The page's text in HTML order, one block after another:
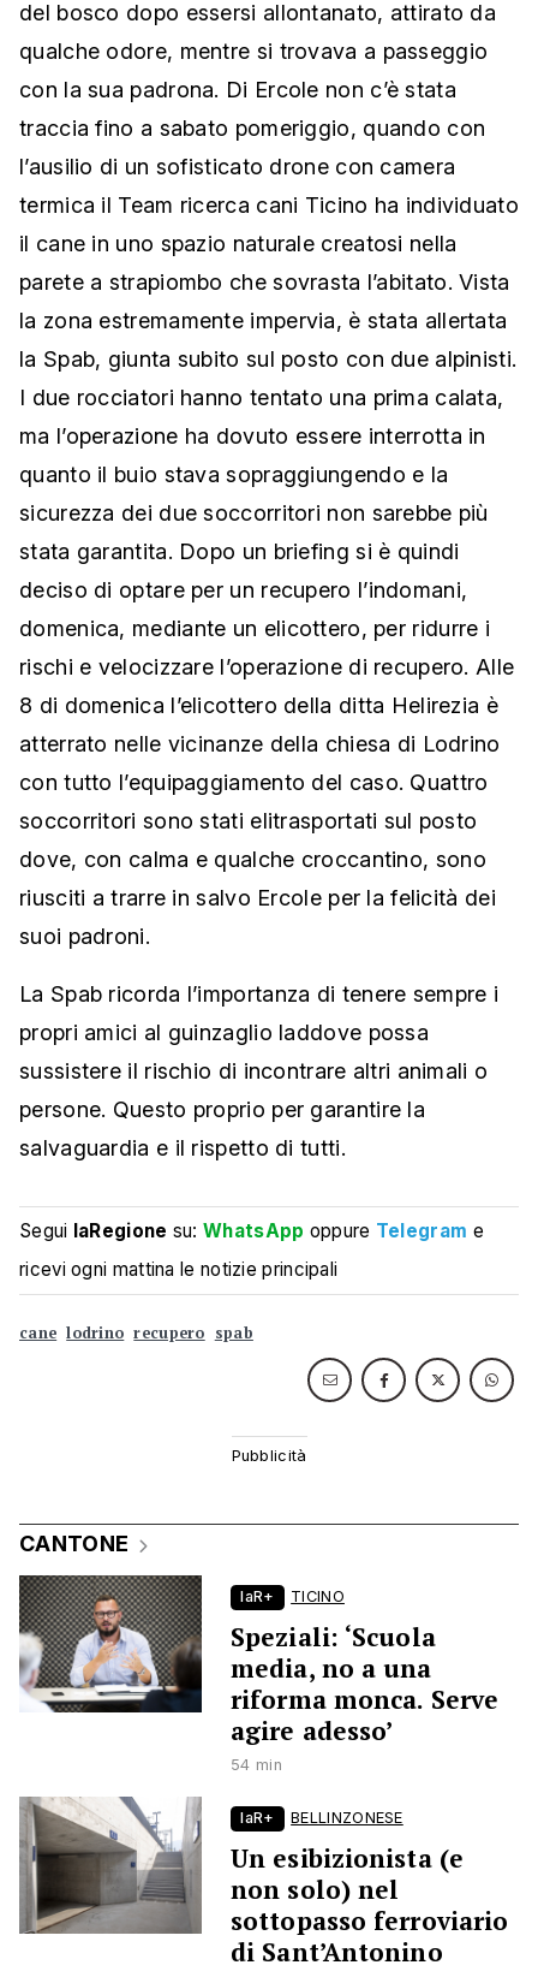
del bosco dopo essersi allontanato, attirato da
qualche odore, mentre si trovava a passeggio
con la sua padrona. Di Ercole non c’è stata
traccia fino a sabato pomeriggio, quando con
l’ausilio di un sofisticato drone con camera
termica il Team ricerca cani Ticino ha individuato
il cane in uno spazio naturale creatosi nella
parete a strapiombo che sovrasta l’abitato. Vista
la zona estremamente impervia, è stata allertata
la Spab, giunta subito sul posto con due alpinisti.
I due rocciatori hanno tentato una prima calata,
ma l’operazione ha dovuto essere interrotta in
quanto il buio stava sopraggiungendo e la
sicurezza dei due soccorritori non sarebbe più
stata garantita. Dopo un briefing si è quindi
deciso di optare per un recupero l’indomani,
domenica, mediante un elicottero, per ridurre i
rischi e velocizzare l’operazione di recupero. Alle
8 di domenica l’elicottero della ditta Helirezia è
atterrato nelle vicinanze della chiesa di Lodrino
con tutto l’equipaggiamento del caso. Quattro
soccorritori sono stati elitrasportati sul posto
dove, con calma e qualche croccantino, sono
riusciti a trarre in salvo Ercole per la felicità dei
suoi padroni.
La Spab ricorda l’importanza di tenere sempre i
propri amici al guinzaglio laddove possa
sussistere il rischio di incontrare altri animali o
persone. Questo proprio per garantire la
salvaguardia e il rispetto di tutti.
Segui laRegione su:WhatsApp oppure Telegram e
ricevi ogni mattina le notizie principali
cane lodrino recupero spab
CANTONE
laR+ TICINO
Speziali: ‘Scuola
media, no a una
riforma monca. Serve
agire adesso’
54 min
laR+ BELLINZONESE
Un esibizionista (e
non solo) nel
sottopasso ferroviario
di Sant’Antonino